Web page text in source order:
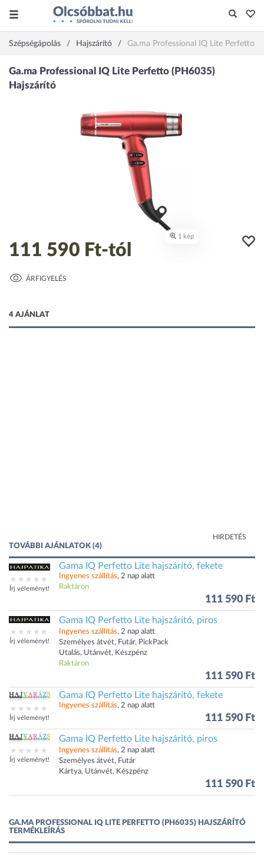
Szépségápolás Hajszárító Ga.ma Professional IQ Lite Perfetto
111 590 Ft-tól
ÁRFIGYELÉS
4 AJÁNLAT
HIRDETÉS
TOVÁBBI AJÁNLATOK (4)
Írj véleményt!
Gama IQ Perfetto Lite hajszárító, fekete
Ingyenes szállítás, 2 nap alatt
Raktáron
111 590 Ft
Írj véleményt!
Gama IQ Perfetto Lite hajszárító, piros
Ingyenes szállítás, 2 nap alatt
Személyes átvét, Futár, PickPack
Utalás, Utánvét, Készpénz
Raktáron
111 590 Ft
Írj véleményt!
Gama IQ Perfetto Lite hajszárító, fekete
Ingyenes szállítás, 2 nap alatt
111 590 Ft
Írj véleményt!
Gama IQ Perfetto Lite hajszárító, piros
Ingyenes szállítás, 2 nap alatt
Személyes átvét, Futár
Kártya, Utánvét, Készpénz
111 590 Ft
GA.MA PROFESSIONAL IQ LITE PERFETTO (PH6035) HAJSZÁRÍTÓ
TERMÉKLEÍRÁS